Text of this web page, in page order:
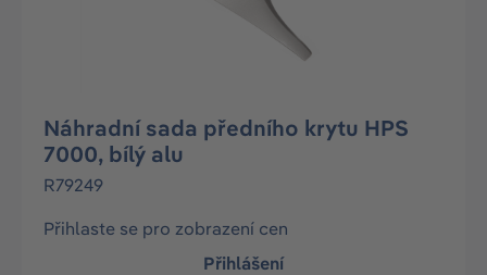
Náhradní sada předního krytu HPS
7000, bílý alu
R79249
Přihlaste se pro zobrazení cen
Přihlášení